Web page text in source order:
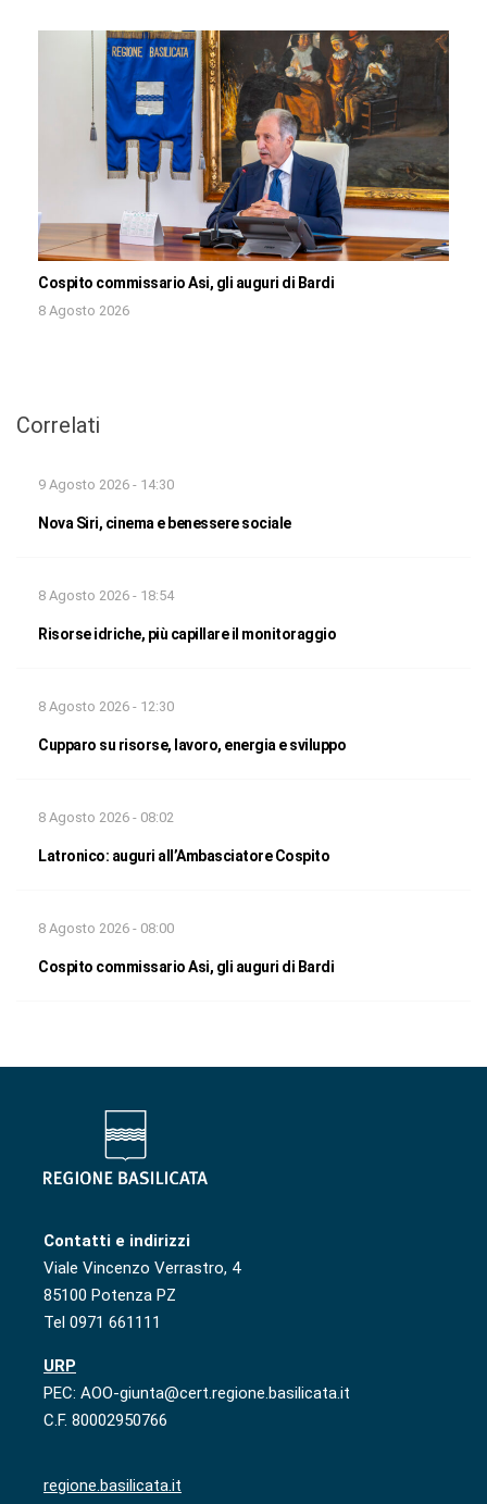
Cospito commissario Asi, gli auguri di Bardi
8 Agosto 2026
Correlati
9 Agosto 2026 - 14:30
Nova Siri, cinema e benessere sociale
8 Agosto 2026 - 18:54
Risorse idriche, più capillare il monitoraggio
8 Agosto 2026 - 12:30
Cupparo su risorse, lavoro, energia e sviluppo
8 Agosto 2026 - 08:02
Latronico: auguri all’Ambasciatore Cospito
8 Agosto 2026 - 08:00
Cospito commissario Asi, gli auguri di Bardi
Contatti e indirizzi
Viale Vincenzo Verrastro, 4
85100 Potenza PZ
Tel 0971 661111
URP
PEC: AOO-giunta@cert.regione.basilicata.it
C.F. 80002950766
regione.basilicata.it